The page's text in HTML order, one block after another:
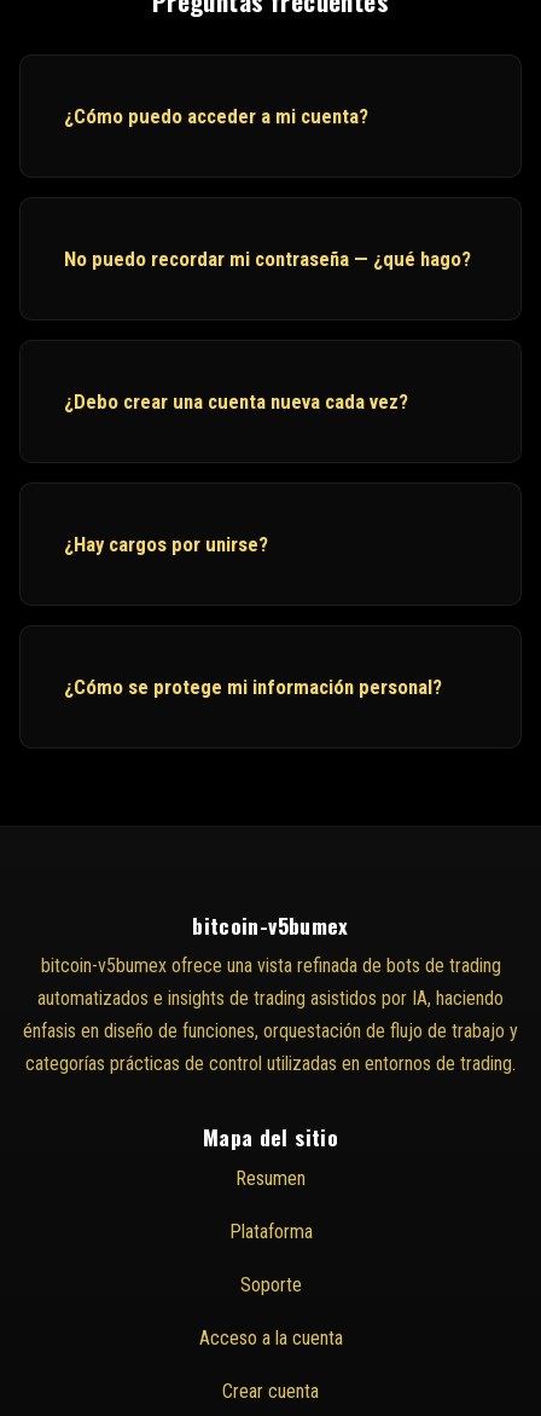
¿Cómo puedo acceder a mi cuenta?
No puedo recordar mi contraseña — ¿qué hago?
¿Debo crear una cuenta nueva cada vez?
¿Hay cargos por unirse?
¿Cómo se protege mi información personal?
bitcoin-v5bumex
bitcoin-v5bumex ofrece una vista refinada de bots de trading
automatizados e insights de trading asistidos por IA, haciendo
énfasis en diseño de funciones, orquestación de flujo de trabajo y
categorías prácticas de control utilizadas en entornos de trading.
Mapa del sitio
Resumen
Plataforma
Soporte
Acceso a la cuenta
Crear cuenta